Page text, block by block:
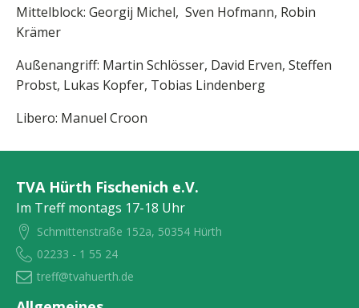
Mittelblock: Georgij Michel, Sven Hofmann, Robin
Krämer
Außenangriff: Martin Schlösser, David Erven, Steffen
Probst, Lukas Kopfer, Tobias Lindenberg
Libero: Manuel Croon
TVA Hürth Fischenich e.V.
Im Treff montags 17-18 Uhr
Schmittenstraße 152a, 50354 Hürth
02233 - 1 55 24
treff@tvahuerth.de